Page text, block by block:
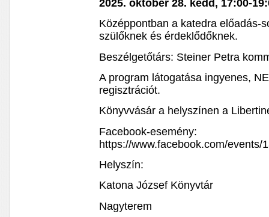
2025. október 28. kedd, 17:00-
Középpontban a katedra előadás-
szülőknek és érdeklődőknek.
Beszélgetőtárs: Steiner Petra
A program látogatása ingyenes,
regisztrációt.
Könyvvásár a helyszínen a
Facebook-esemény:
https://www.facebook.com/events/
Helyszín:
Katona József Könyvtár
Nagyterem